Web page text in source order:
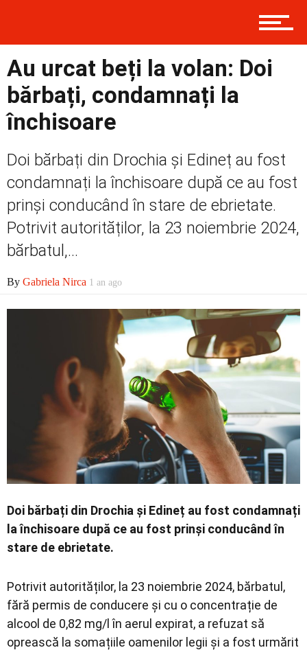
Prima
Politică
Social
Au urcat beți la volan: Doi
bărbați, condamnați la
închisoare
Doi bărbați din Drochia și Edineț au fost
condamnați la închisoare după ce au fost
prinși conducând în stare de ebrietate.
Potrivit autorităților, la 23 noiembrie 2024,
bărbatul,...
By Gabriela Nirca 1 an ago
Doi bărbați din Drochia și Edineț au fost condamnați
la închisoare după ce au fost prinși conducând în
stare de ebrietate.
Potrivit autorităților, la 23 noiembrie 2024, bărbatul,
fără permis de conducere și cu o concentrație de
alcool de 0,82 mg/l în aerul expirat, a refuzat să
oprească la somațiile oamenilor legii și a fost urmărit